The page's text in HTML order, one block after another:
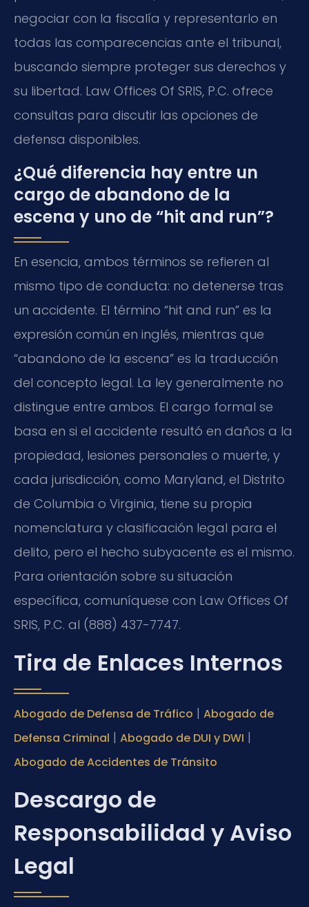
negociar con la fiscalía y representarlo en
todas las comparecencias ante el tribunal,
buscando siempre proteger sus derechos y
su libertad. Law Offices Of SRIS, P.C. ofrece
consultas para discutir las opciones de
defensa disponibles.
¿Qué diferencia hay entre un
cargo de abandono de la
escena y uno de “hit and run”?
En esencia, ambos términos se refieren al
mismo tipo de conducta: no detenerse tras
un accidente. El término “hit and run” es la
expresión común en inglés, mientras que
“abandono de la escena” es la traducción
del concepto legal. La ley generalmente no
distingue entre ambos. El cargo formal se
basa en si el accidente resultó en daños a la
propiedad, lesiones personales o muerte, y
cada jurisdicción, como Maryland, el Distrito
de Columbia o Virginia, tiene su propia
nomenclatura y clasificación legal para el
delito, pero el hecho subyacente es el mismo.
Para orientación sobre su situación
específica, comuníquese con Law Offices Of
SRIS, P.C. al (888) 437-7747.
Tira de Enlaces Internos
Abogado de Defensa de Tráfico | Abogado de
Defensa Criminal | Abogado de DUI y DWI |
Abogado de Accidentes de Tránsito
Descargo de
Responsabilidad y Aviso
Legal